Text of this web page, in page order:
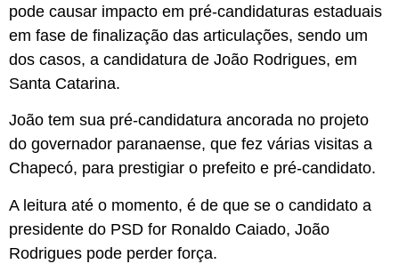
pode causar impacto em pré-candidaturas estaduais
em fase de finalização das articulações, sendo um
dos casos, a candidatura de João Rodrigues, em
Santa Catarina.
João tem sua pré-candidatura ancorada no projeto
do governador paranaense, que fez várias visitas a
Chapecó, para prestigiar o prefeito e pré-candidato.
A leitura até o momento, é de que se o candidato a
presidente do PSD for Ronaldo Caiado, João
Rodrigues pode perder força.